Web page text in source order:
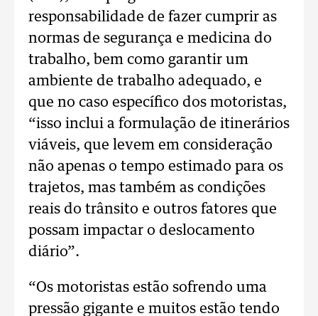
responsabilidade de fazer cumprir as
normas de segurança e medicina do
trabalho, bem como garantir um
ambiente de trabalho adequado, e
que no caso específico dos motoristas,
“isso inclui a formulação de itinerários
viáveis, que levem em consideração
não apenas o tempo estimado para os
trajetos, mas também as condições
reais do trânsito e outros fatores que
possam impactar o deslocamento
diário”.
“Os motoristas estão sofrendo uma
pressão gigante e muitos estão tendo